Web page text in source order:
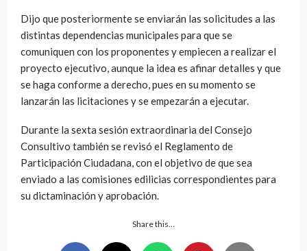
Dijo que posteriormente se enviarán las solicitudes a las
distintas dependencias municipales para que se
comuniquen con los proponentes y empiecen a realizar el
proyecto ejecutivo, aunque la idea es afinar detalles y que
se haga conforme a derecho, pues en su momento se
lanzarán las licitaciones y se empezarán a ejecutar.
Durante la sexta sesión extraordinaria del Consejo
Consultivo también se revisó el Reglamento de
Participación Ciudadana, con el objetivo de que sea
enviado a las comisiones edilicias correspondientes para
su dictaminación y aprobación.
Share this…